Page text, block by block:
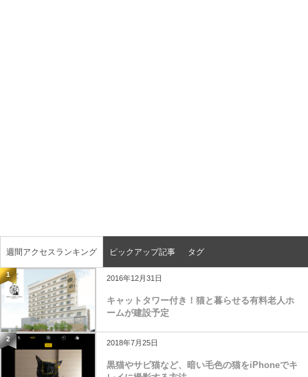
週間アクセスランキング ピックアップ記事 タグ
1 2016年12月31日
キャットタワー付き！猫と暮らせる有料老人ホ
ームが建設予定
2 2018年7月25日
黒猫やサビ猫など、暗い毛色の猫をiPhoneでキ